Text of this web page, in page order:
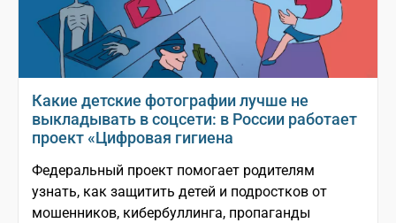
Какие детские фотографии лучше не
выкладывать в соцсети: в России работает
проект «Цифровая гигиена
Федеральный проект помогает родителям
узнать, как защитить детей и подростков от
мошенников, кибербуллинга, пропаганды